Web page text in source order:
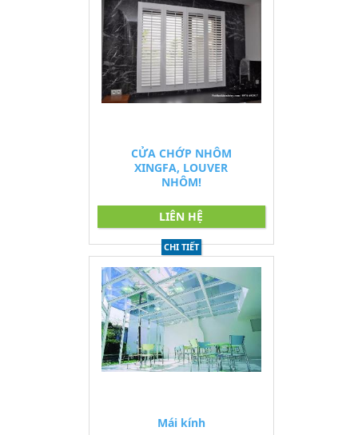
CỬA CHỚP NHÔM
XINGFA, LOUVER
NHÔM!
LIÊN HỆ
CHI TIẾT
Mái kính